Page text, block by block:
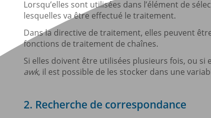
Lorsqu’elles sont utilisées dans l’élément de
lesquelles va être effectué le traitement.
Dans la directive de traitement, elles peuvent
fonctions de traitement de chaînes.
Si elles doivent être utilisées plusieurs fois, ou
awk, il est possible de les stocker dans une
2. Recherche de correspondance